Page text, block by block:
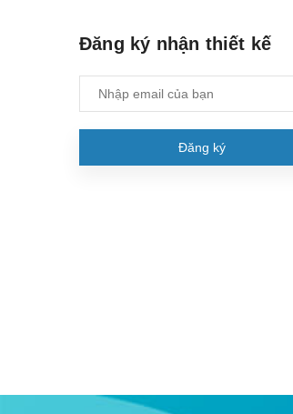
Đăng ký nhận thiết kế
Đăng ký